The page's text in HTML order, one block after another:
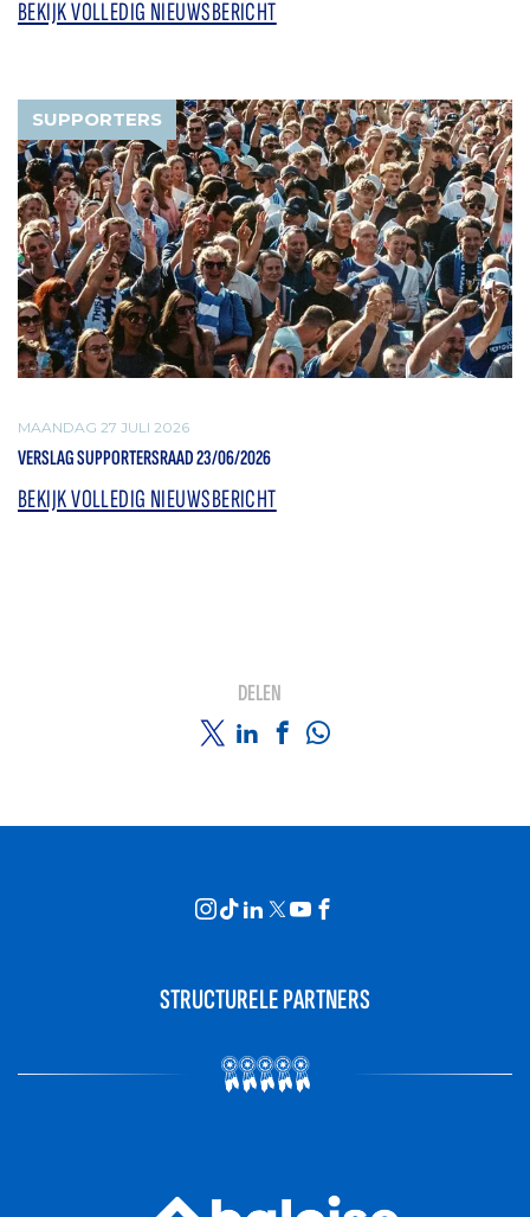
BEKIJK VOLLEDIG NIEUWSBERICHT
SUPPORTERS
MAANDAG 27 JULI 2026
VERSLAG SUPPORTERSRAAD 23/06/2026
BEKIJK VOLLEDIG NIEUWSBERICHT
DELEN
STRUCTURELE PARTNERS